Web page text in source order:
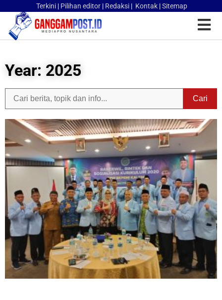
Terkini | Pilihan editor | Redaksi | Kontak |Sitemap
Year: 2025
Cari